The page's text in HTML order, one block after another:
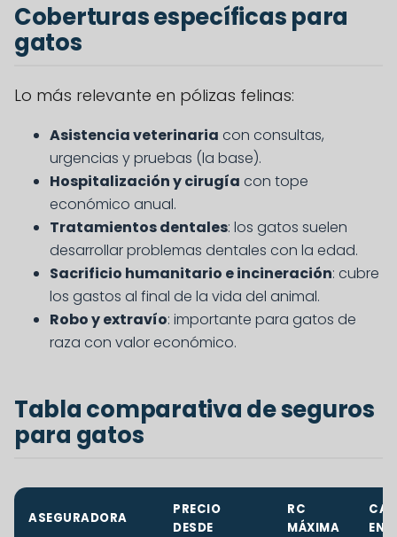
Coberturas específicas para
gatos
Lo más relevante en pólizas felinas:
Asistencia veterinaria con consultas,
urgencias y pruebas (la base).
Hospitalización y cirugía con tope
económico anual.
Tratamientos dentales: los gatos suelen
desarrollar problemas dentales con la edad.
Sacrificio humanitario e incineración: cubre
los gastos al final de la vida del animal.
Robo y extravío: importante para gatos de
raza con valor económico.
Tabla comparativa de seguros
para gatos
ASEGURADORA
PRECIO
DESDE
RC
MÁXIMA
ENF.